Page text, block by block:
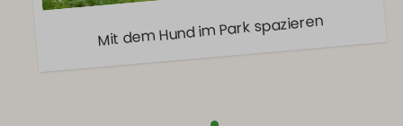
Mit dem Hund im Park spazieren